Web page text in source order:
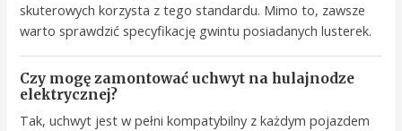
skuterowych korzysta z tego standardu. Mimo to, zawsze
warto sprawdzić specyfikację gwintu posiadanych lusterek.
Czy mogę zamontować uchwyt na hulajnodze
elektrycznej?
Tak, uchwyt jest w pełni kompatybilny z każdym pojazdem